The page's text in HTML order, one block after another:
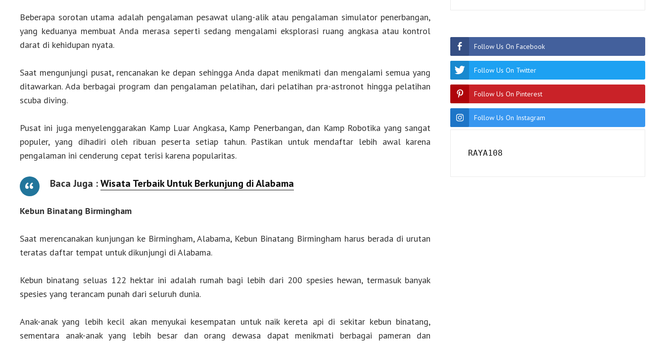
Beberapa sorotan utama adalah pengalaman pesawat ulang-alik atau pengalaman simulator penerbangan,
yang keduanya membuat Anda merasa seperti sedang mengalami eksplorasi ruang angkasa atau kontrol
darat di kehidupan nyata.
Saat mengunjungi pusat, rencanakan ke depan sehingga Anda dapat menikmati dan mengalami semua yang
ditawarkan. Ada berbagai program dan pengalaman pelatihan, dari pelatihan pra-astronot hingga pelatihan
scuba diving.
Pusat ini juga menyelenggarakan Kamp Luar Angkasa, Kamp Penerbangan, dan Kamp Robotika yang sangat
populer, yang dihadiri oleh ribuan peserta setiap tahun. Pastikan untuk mendaftar lebih awal karena
pengalaman ini cenderung cepat terisi karena popularitas.
Baca Juga :Wisata Terbaik Untuk Berkunjung di Alabama
Kebun Binatang Birmingham
Saat merencanakan kunjungan ke Birmingham, Alabama, Kebun Binatang Birmingham harus berada di urutan
teratas daftar tempat untuk dikunjungi di Alabama.
Kebun binatang seluas 122 hektar ini adalah rumah bagi lebih dari 200 spesies hewan, termasuk banyak
spesies yang terancam punah dari seluruh dunia.
Anak-anak yang lebih kecil akan menyukai kesempatan untuk naik kereta api di sekitar kebun binatang,
sementara anak-anak yang lebih besar dan orang dewasa dapat menikmati berbagai pameran dan
Follow Us On Facebook
Follow Us On Twitter
Follow Us On Pinterest
Follow Us On Instagram
RAYA108